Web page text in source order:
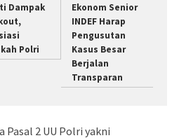
Dampak
Polri
Ekonom Senior
INDEF Harap
Pengusutan
Kasus Besar
Berjalan
Transparan
Pasal 2 UU Polri yakni